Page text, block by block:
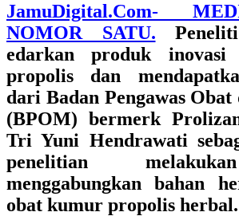
JamuDigital.Com-
NOMOR SATU.
edarkan produk
propolis dan
dari Badan Pengawas
(BPOM) bermerk
Tri Yuni Hendrawati
penelitian
menggabungkan bahan
obat kumur propolis herbal.